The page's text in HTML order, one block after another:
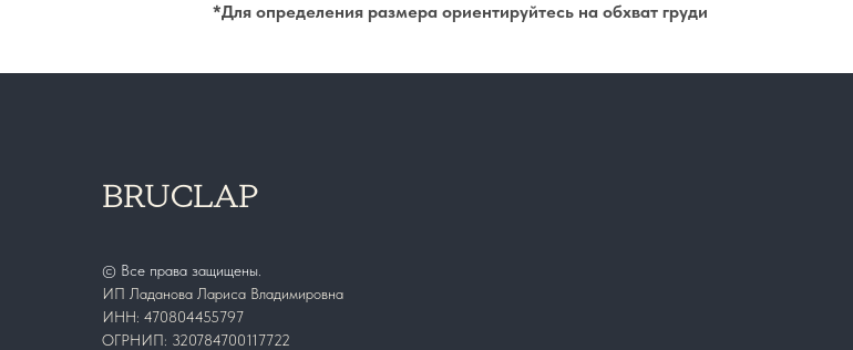
*Для определения размера ориентируйтесь на обхват груди
BRUCLAP
© Все права защищены.
ИП Ладанова Лариса Владимировна
ИНН: 470804455797
ОГРНИП: 320784700117722